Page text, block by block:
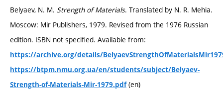
Belyaev, N. M. Strength of Materials. Translated by N. R. Mehia.
Moscow: Mir Publishers, 1979. Revised from the 1976 Russian
edition. ISBN not specified. Available from:
https://archive.org/details/
https://btpm.nmu.org.ua/en/students/subject/Belyaev-
Strength-of-Materials-Mir-1979.pdf(en)